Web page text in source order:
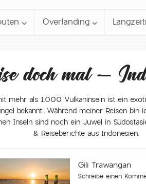
Overlanding
doch mal –
mehr als 1.000 Vulkaninseln ist ein
bekannt. Während meiner Reisen
Inseln sind noch ein Juwel in
& Reiseberichte aus Indonesien.
Gili Trawangan
Schreibe einen